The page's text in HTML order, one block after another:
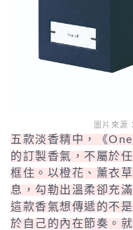
圖片來源
五款淡香精中，《
的訂製香氣，不屬於
框住。以橙花、薰衣
息，勾勒出溫柔卻充
這款香氣想傳遞的不
於自己的內在節奏。